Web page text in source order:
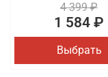
4 399 ₽
1 584 ₽
Выбрать